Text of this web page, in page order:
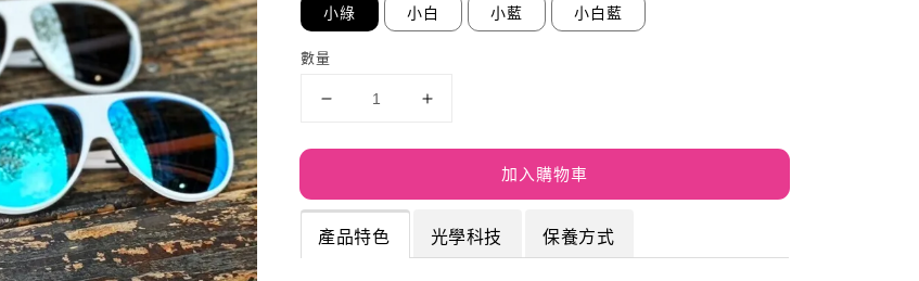
小綠 小白 小藍 小白藍
數量
加入購物車
產品特色 光學科技 保養方式